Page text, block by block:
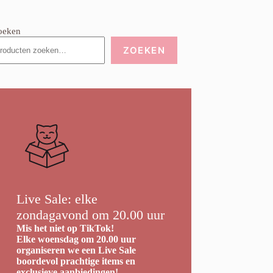
ZOEKEN
Live Sale: elke
zondagavond om 20.00 uur
Mis het niet op TikTok!
Elke woensdag om 20.00 uur
organiseren we een Live Sale
boordevol prachtige items en